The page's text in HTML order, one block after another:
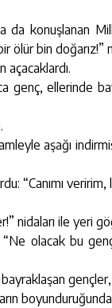
konuşlanan
ölür bin doğarız!”
ellerinde
aşağı
“Canımı
nidaları ile yeri
olacak bu